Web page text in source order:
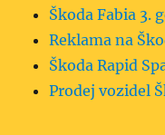
Škoda Fabia 3.
Reklama na
Škoda Rapid
Prodej vozidel